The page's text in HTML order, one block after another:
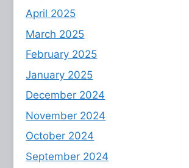
April 2025
March 2025
February 2025
January 2025
December 2024
November 2024
October 2024
September 2024